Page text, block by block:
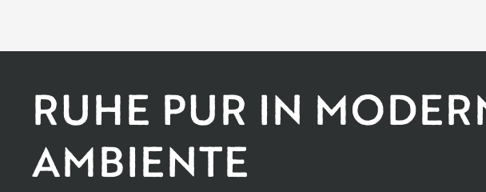
RUHE PUR IN
AMBIENTE